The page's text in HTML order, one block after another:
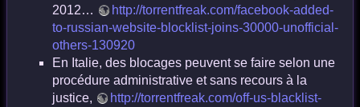
2012…
http://torrentfreak.com/facebook-added-
to-russian-website-blocklist-joins-30000-unofficial-
others-130920
En Italie, des blocages peuvent se faire selon une
procédure administrative et sans recours à la
justice,
http://torrentfreak.com/off-us-blacklist-